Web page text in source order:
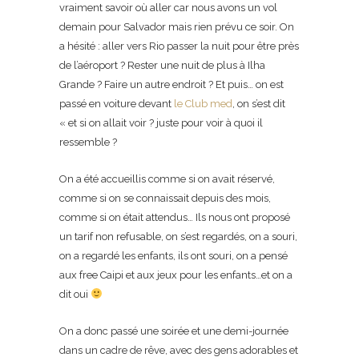
vraiment savoir où aller car nous avons un vol
demain pour Salvador mais rien prévu ce soir. On
a hésité : aller vers Rio passer la nuit pour être près
de l’aéroport ? Rester une nuit de plus à Ilha
Grande ? Faire un autre endroit ? Et puis… on est
passé en voiture devant le Club med , on s’est dit
« et si on allait voir ? juste pour voir à quoi il
ressemble ?
On a été accueillis comme si on avait réservé,
comme si on se connaissait depuis des mois,
comme si on était attendus… Ils nous ont proposé
un tarif non refusable, on s’est regardés, on a souri,
on a regardé les enfants, ils ont souri, on a pensé
aux free Caipi et aux jeux pour les enfants…et on a
dit oui
On a donc passé une soirée et une demi-journée
dans un cadre de rêve, avec des gens adorables et